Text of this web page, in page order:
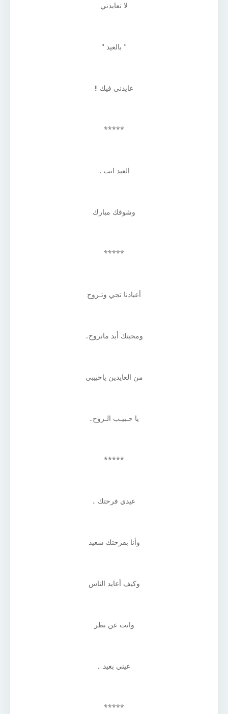
لا تعايدني
" بالعيد "
عايدني فيك !!
*****
العيد انت ..
وشوفك مبارك
*****
أعيادنا تجي وتـروح
ومحبتك أبد ماتروح..
من العايدين ياحبيبي
يا حـبيـب الـروح..
*****
عيدي فرحتك ..
وأنا بفرحتك سعيد
وكيف أعايد الناس
وانت عن نظر
عيني بعيد ..
*****